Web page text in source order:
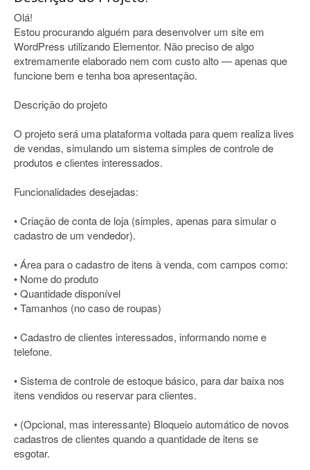
Olá!
Estou procurando alguém para desenvolver um site em
WordPress utilizando Elementor. Não preciso de algo
extremamente elaborado nem com custo alto — apenas que
funcione bem e tenha boa apresentação.
Descrição do projeto
O projeto será uma plataforma voltada para quem realiza lives
de vendas, simulando um sistema simples de controle de
produtos e clientes interessados.
Funcionalidades desejadas:
• Criação de conta de loja (simples, apenas para simular o
cadastro de um vendedor).
• Área para o cadastro de itens à venda, com campos como:
• Nome do produto
• Quantidade disponível
• Tamanhos (no caso de roupas)
• Cadastro de clientes interessados, informando nome e
telefone.
• Sistema de controle de estoque básico, para dar baixa nos
itens vendidos ou reservar para clientes.
• (Opcional, mas interessante) Bloqueio automático de novos
cadastros de clientes quando a quantidade de itens se
esgotar.